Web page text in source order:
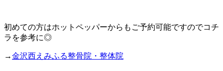
初めての方はホットペッパーからもご予約可能ですのでコチ
ラを参考に◎
→金沢西えみふる整骨院・整体院